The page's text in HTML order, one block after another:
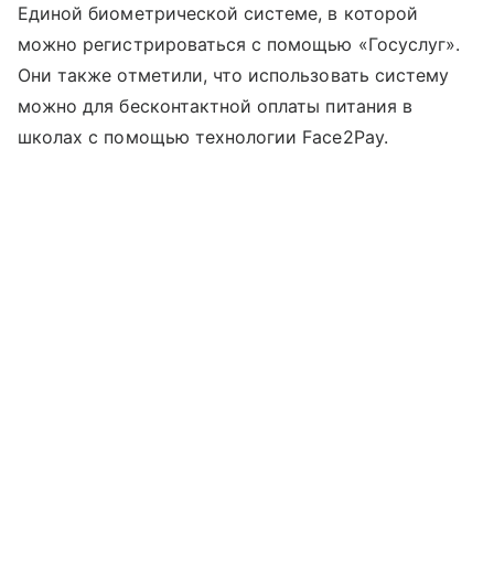
Единой биометрической системе, в которой
можно регистрироваться с помощью «Госуслуг».
Они также отметили, что использовать систему
можно для бесконтактной оплаты питания в
школах с помощью технологии Face2Pay.